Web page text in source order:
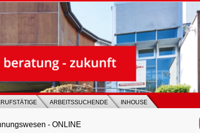
ARBEITSSUCHENDE INHOUSE
- ONLINE